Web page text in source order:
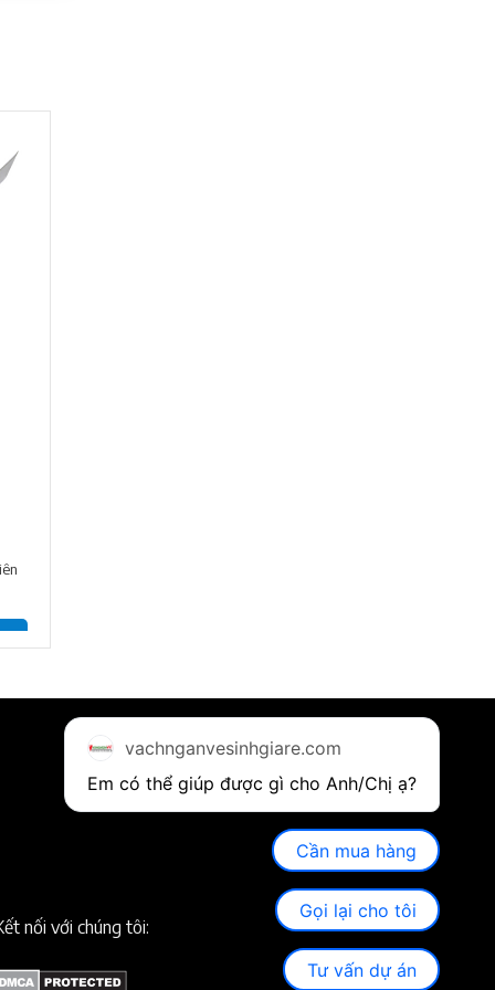
nối với chúng tôi:
vachnganvesinhgiare.com
Cần mua hàng
Gọi lại cho tôi
Tư vấn dự án